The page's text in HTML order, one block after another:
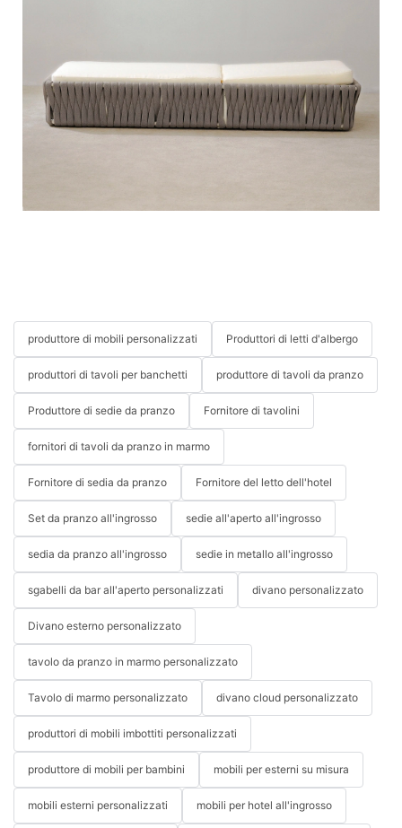
produttore di mobili personalizzati Produttori di letti d'albergo
produttori di tavoli per banchetti produttore di tavoli da pranzo
Produttore di sedie da pranzo Fornitore di tavolini
fornitori di tavoli da pranzo in marmo
Fornitore di sedia da pranzo Fornitore del letto dell'hotel
Set da pranzo all'ingrosso sedie all'aperto all'ingrosso
sedia da pranzo all'ingrosso sedie in metallo all'ingrosso
sgabelli da bar all'aperto personalizzati divano personalizzato
Divano esterno personalizzato
tavolo da pranzo in marmo personalizzato
Tavolo di marmo personalizzato divano cloud personalizzato
produttori di mobili imbottiti personalizzati
produttore di mobili per bambini mobili per esterni su misura
mobili esterni personalizzati mobili per hotel all'ingrosso